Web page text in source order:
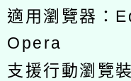
適用瀏覽器：
Opera
支援行動瀏覽